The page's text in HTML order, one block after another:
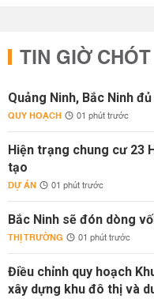
TIN GIỜ CHÓT
Quảng Ninh, Bắc Ninh
QUY HOẠCH 01 phút trước
Hiện trạng chung cư 23
tạo
DỰ ÁN 01 phút trước
Bắc Ninh sẽ đón dòng
THỊ TRƯỜNG 01 phút trước
Điều chỉnh quy hoạch
xây dựng khu đô thị và